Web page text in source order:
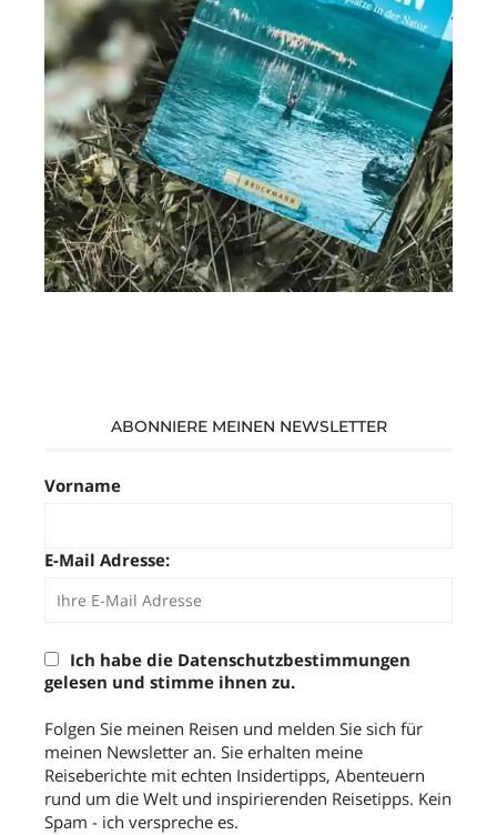
ABONNIERE MEINEN NEWSLETTER
Vorname
E-Mail Adresse:
Ich habe die Datenschutzbestimmungen
gelesen und stimme ihnen zu.
Folgen Sie meinen Reisen und melden Sie sich für
meinen Newsletter an. Sie erhalten meine
Reiseberichte mit echten Insidertipps, Abenteuern
rund um die Welt und inspirierenden Reisetipps. Kein
Spam - ich verspreche es.